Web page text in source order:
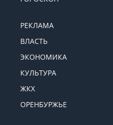
РЕКЛАМА
ВЛАСТЬ
ЭКОНОМИКА
КУЛЬТУРА
ЖКХ
ОРЕНБУРЖЬЕ